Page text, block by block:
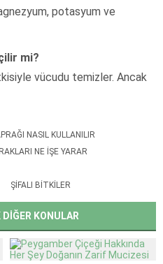
potasyum ve
mi?
vücudu temizler. Ancak
NASIL KULLANILIR
NE IŞE YARAR
ŞIFALI BITKILER
DİĞER KONULAR